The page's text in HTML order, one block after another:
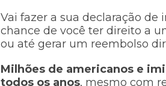
Vai fazer a sua declaração de
chance de você ter direito a
ou até gerar um reembolso
Milhões de americanos e
todos os anos, mesmo com